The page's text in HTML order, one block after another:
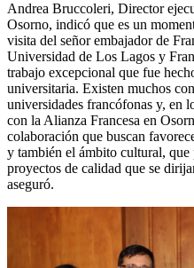
Andrea Bruccoleri, Director
Osorno, indicó que es un
visita del señor embajador de
Universidad de Los Lagos y
trabajo excepcional que fue
universitaria. Existen muchos
universidades francófonas y, en
con la Alianza Francesa en
colaboración que buscan
y también el ámbito cultural,
proyectos de calidad que se
aseguró.